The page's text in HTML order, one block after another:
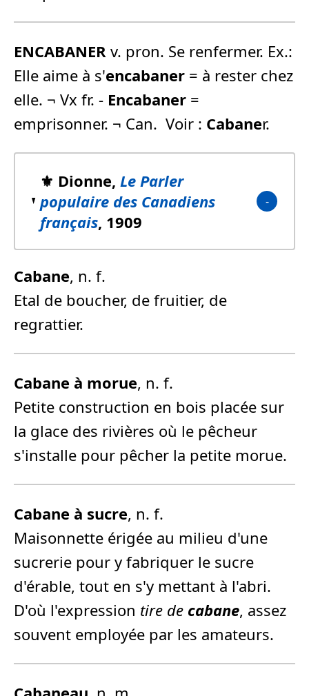
ENCABANER v. pron. Se renfermer. Ex.:
Elle aime à s'encabaner = à rester chez
elle. ¬ Vx fr. - Encabaner =
emprisonner. ¬ Can.  Voir : Cabaner.
⚜️ Dionne, Le Parler
populaire des Canadiens
français, 1909
Cabane, n. f.
Etal de boucher, de fruitier, de
regrattier.
Cabane à morue, n. f.
Petite construction en bois placée sur
la glace des rivières où le pêcheur
s'installe pour pêcher la petite morue.
Cabane à sucre, n. f.
Maisonnette érigée au milieu d'une
sucrerie pour y fabriquer le sucre
d'érable, tout en s'y mettant à l'abri.
D'où l'expression tire de cabane, assez
souvent employée par les amateurs.